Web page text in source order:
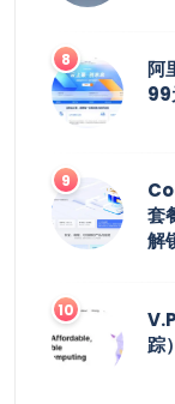
阿
99
套
解
踪